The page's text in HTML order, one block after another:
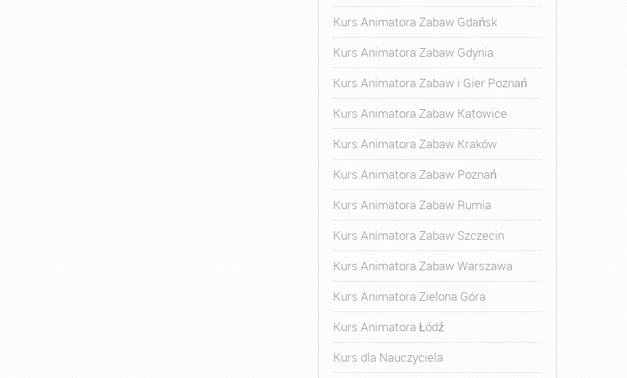
Kurs Animatora Zabaw Gdańsk
Kurs Animatora Zabaw Gdynia
Kurs Animatora Zabaw i Gier Poznań
Kurs Animatora Zabaw Katowice
Kurs Animatora Zabaw Kraków
Kurs Animatora Zabaw Poznań
Kurs Animatora Zabaw Rumia
Kurs Animatora Zabaw Szczecin
Kurs Animatora Zabaw Warszawa
Kurs Animatora Zielona Góra
Kurs Animatora Łódź
Kurs dla Nauczyciela